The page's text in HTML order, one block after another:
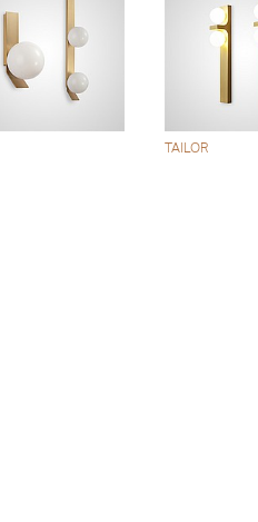
TAILOR